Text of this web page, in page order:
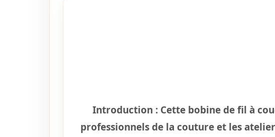
Introduction : Cette bobine de fil à
professionnels de la couture et les